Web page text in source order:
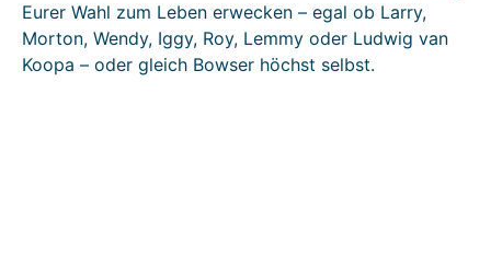
Eurer Wahl zum Leben erwecken – egal ob Larry,
Morton, Wendy, Iggy, Roy, Lemmy oder Ludwig van
Koopa – oder gleich Bowser höchst selbst.